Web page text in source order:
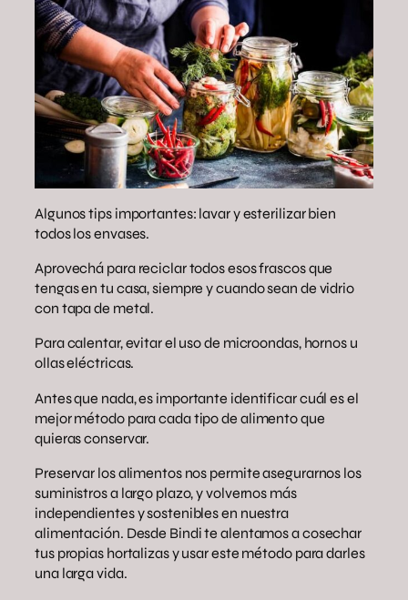
Algunos tips importantes: lavar y esterilizar bien
todos los envases.
Aprovechá para reciclar todos esos frascos que
tengas en tu casa, siempre y cuando sean de vidrio
con tapa de metal.
Para calentar, evitar el uso de microondas, hornos u
ollas eléctricas.
Antes que nada, es importante identificar cuál es el
mejor método para cada tipo de alimento que
quieras conservar.
Preservar los alimentos nos permite asegurarnos los
suministros a largo plazo, y volvernos más
independientes y sostenibles en nuestra
alimentación. Desde Bindi te alentamos a cosechar
tus propias hortalizas y usar este método para darles
una larga vida.